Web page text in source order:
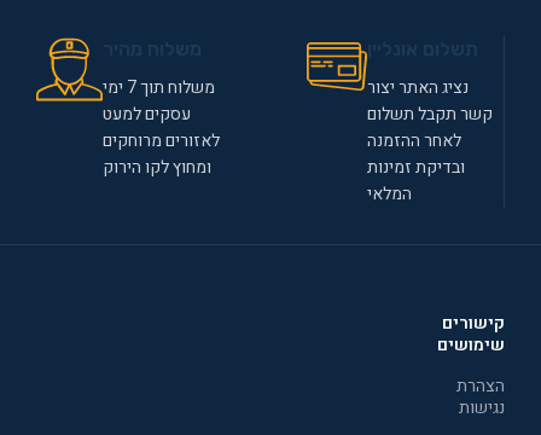
נציג האתר יצור
קשר תקבל תשלום
לאחר ההזמנה
ובדיקת זמינות
המלאי
משלוח תוך 7 ימי
עסקים למעט
לאזורים מרוחקים
ומחוץ לקו הירוק
קישורים
שימושים
הצהרת
נגישות